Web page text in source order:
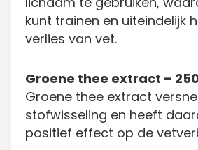
kunt trainen en uiteindelijk
verlies van vet.
Groene thee extract –
Groene thee extract
stofwisseling en heeft
positief effect op de